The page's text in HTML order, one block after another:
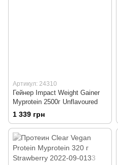
Артикул: 24310
Гейнер Impact Weight Gainer
Myprotein 2500г Unflavoured
1 339 грн